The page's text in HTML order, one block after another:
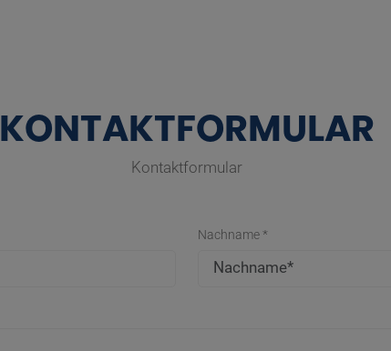
KONTAKTFORMULAR
Kontaktformular
Nachname *